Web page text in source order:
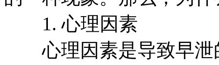
1. 心理因素
心理因素是导致早泄